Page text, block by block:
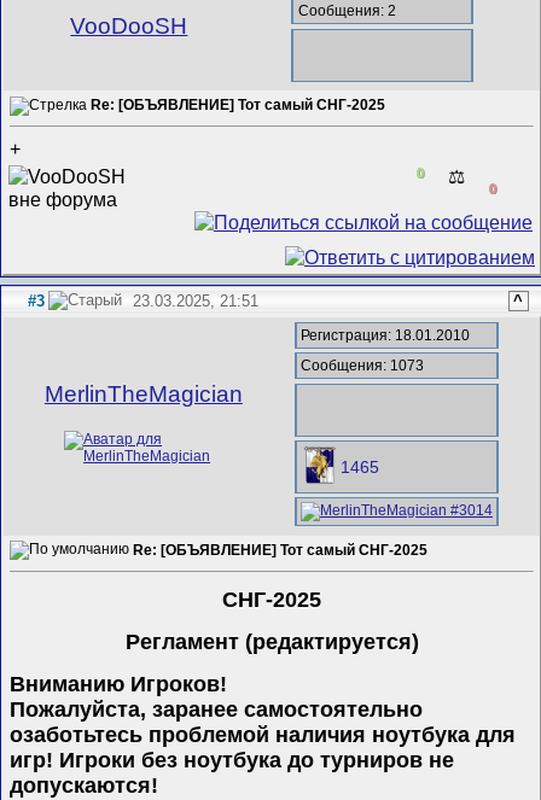
VooDooSH
Сообщения: 2
Re: [ОБЪЯВЛЕНИЕ] Тот самый СНГ-2025
+
0 ⚖️
0
#3 23.03.2025, 21:51 ^
MerlinTheMagician
Регистрация: 18.01.2010
Сообщения: 1073
1465
Re: [ОБЪЯВЛЕНИЕ] Тот самый СНГ-2025
СНГ-2025
Регламент (редактируется)
Вниманию Игроков!
Пожалуйста, заранее самостоятельно
озаботьтесь проблемой наличия ноутбука для
игр! Игроки без ноутбука до турниров не
допускаются!